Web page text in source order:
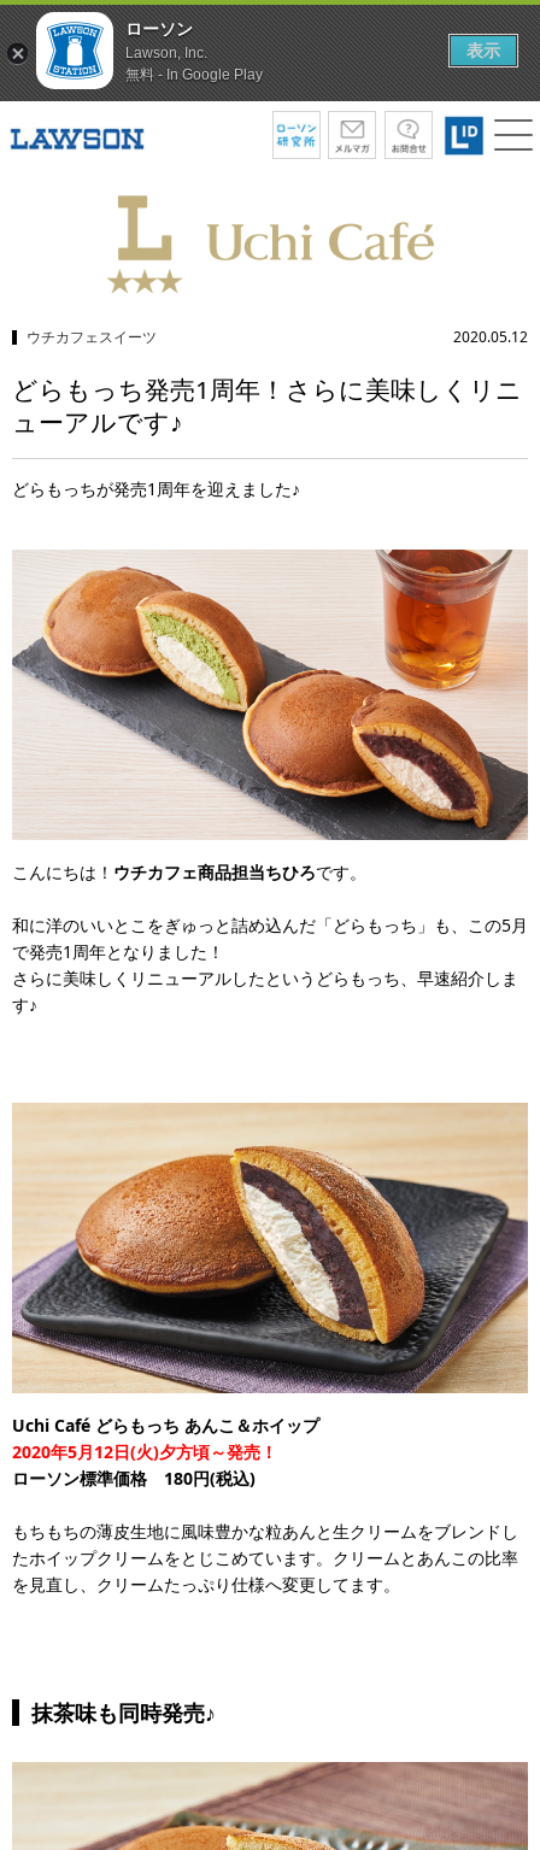
ウチカフェスイーツ 2020.05.12
どらもっち発売1周年！さらに美味しくリニ
ューアルです♪
どらもっちが発売1周年を迎えました♪
こんにちは！ ウチカフェ商品担当ちひろです。
和に洋のいいとこをぎゅっと詰め込んだ「どらもっち」も、この5月
で発売1周年となりました！
さらに美味しくリニューアルしたというどらもっち、早速紹介しま
す♪
Uchi Café どらもっち あんこ＆ホイップ
2020年5月12日(火)夕方頃～発売！
ローソン標準価格 180円(税込)
もちもちの薄皮生地に風味豊かな粒あんと生クリームをブレンドし
たホイップクリームをとじこめています。クリームとあんこの比率
を見直し、クリームたっぷり仕様へ変更してます。
抹茶味も同時発売♪
ローソン
Lawson, Inc.
無料 - In Google Play
表示